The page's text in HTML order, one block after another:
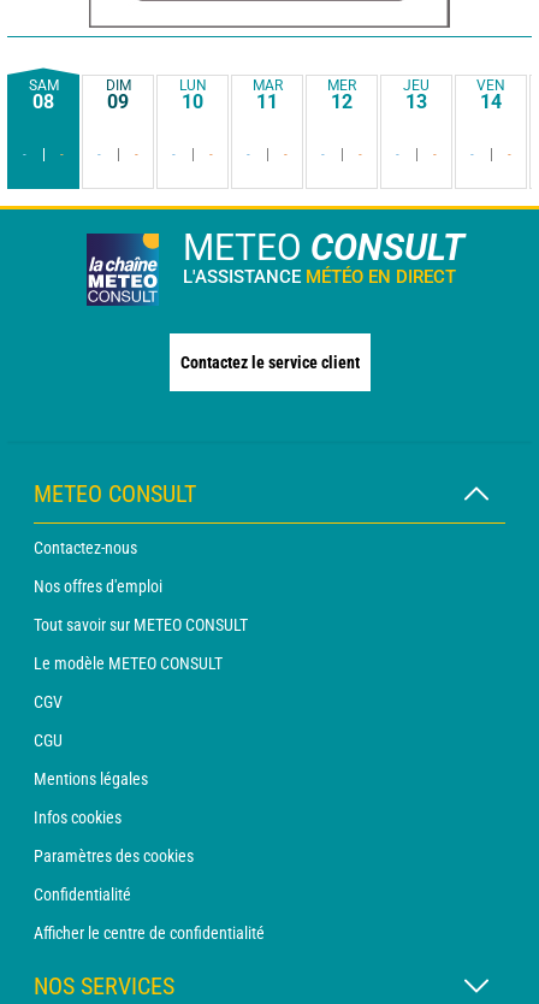
SAM
08
- -
DIM
09
- -
LUN
10
- -
MAR
11
- -
MER
12
- -
JEU
13
- -
VEN
14
- -
METEO CONSULT
L'ASSISTANCE MÉTÉO EN DIRECT
Contactez le service client
METEO CONSULT
Contactez-nous
Nos offres d'emploi
Tout savoir sur METEO CONSULT
Le modèle METEO CONSULT
CGV
CGU
Mentions légales
Infos cookies
Paramètres des cookies
Confidentialité
Afficher le centre de confidentialité
NOS SERVICES